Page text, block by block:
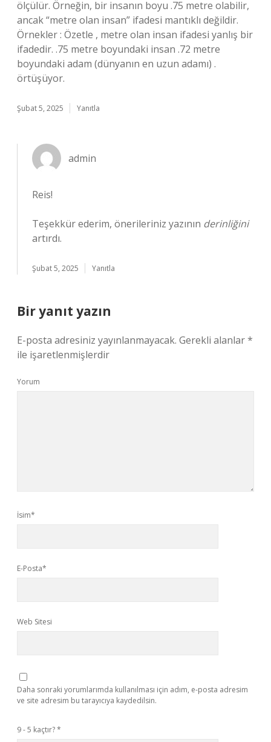
ölçülür. Örneğin, bir insanın boyu .75 metre olabilir,
ancak “metre olan insan” ifadesi mantıklı değildir.
Örnekler : Özetle , metre olan insan ifadesi yanlış bir
ifadedir. .75 metre boyundaki insan .72 metre
boyundaki adam (dünyanın en uzun adamı) .
örtüşüyor.
Şubat 5, 2025 Yanıtla
admin
Reis!
Teşekkür ederim, önerileriniz yazının derinliğini
artırdı.
Şubat 5, 2025 Yanıtla
Bir yanıt yazın
E-posta adresiniz yayınlanmayacak. Gerekli alanlar*
ile işaretlenmişlerdir
Yorum
İsim*
E-Posta*
Web Sitesi
Daha sonraki yorumlarımda kullanılması için adım, e-posta adresim
ve site adresim bu tarayıcıya kaydedilsin.
9 - 5 kaçtır?*